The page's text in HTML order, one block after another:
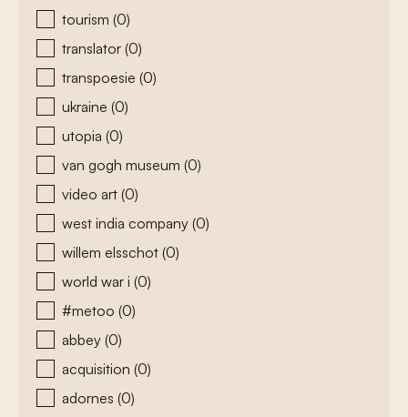
tourism (0)
translator (0)
transpoesie (0)
ukraine (0)
utopia (0)
van gogh museum (0)
video art (0)
west india company (0)
willem elsschot (0)
world war i (0)
#metoo (0)
abbey (0)
acquisition (0)
adornes (0)